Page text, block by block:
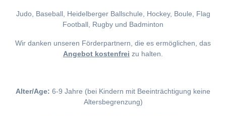
Judo, Baseball, Heidelberger Ballschule, Hockey, Boule, Flag
Football, Rugby und Badminton
Wir danken unseren Förderpartnern, die es ermöglichen, das
Angebot kostenfrei zu halten.
Alter/Age: 6-9 Jahre (bei Kindern mit Beeinträchtigung keine
Altersbegrenzung)